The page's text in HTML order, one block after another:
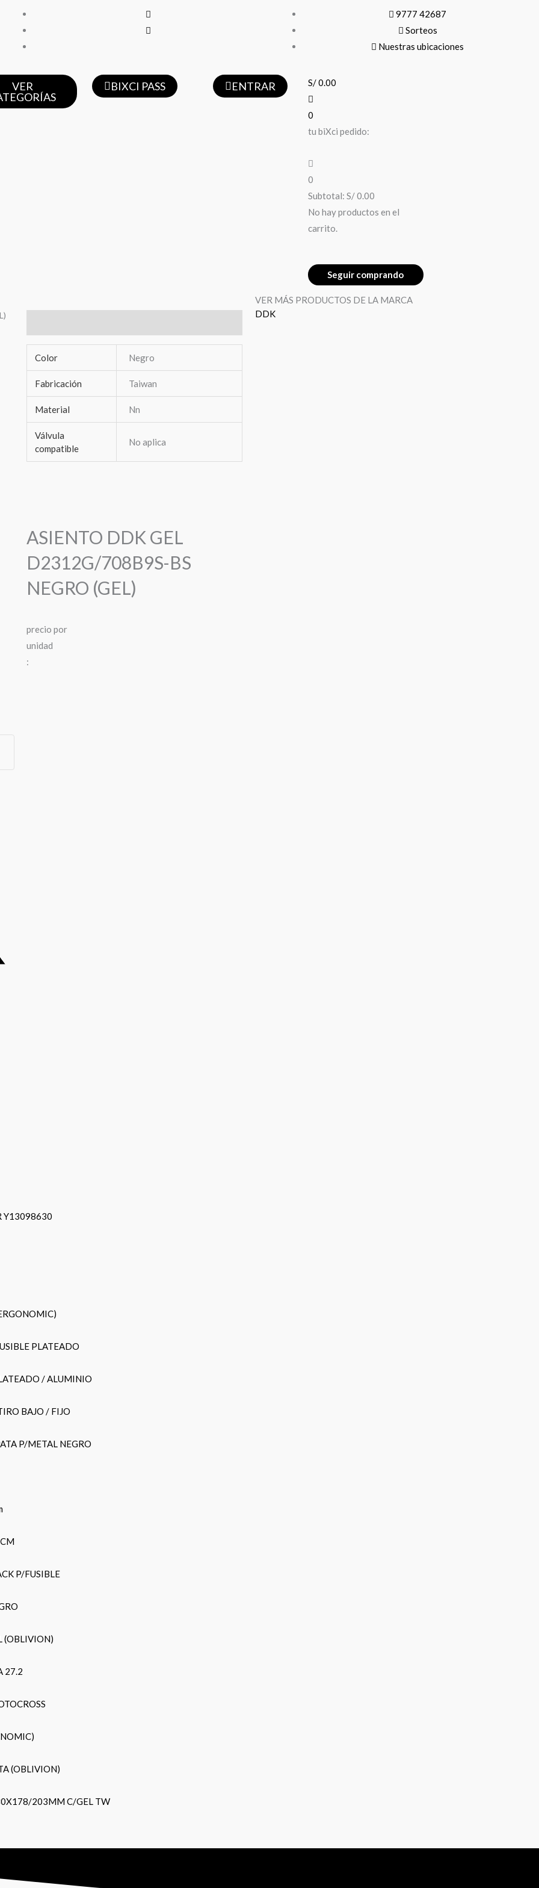
9777 42687
Sorteos
Nuestras ubicaciones
VER
BIXCI PASS ENTRAR S/0.00
0
tu biXci pedido:
0
Subtotal: S/0.00
No hay productos en el
carrito.
Seguir comprando
Color Negro
Fabricación Taiwan
Material Nn
Válvula
compatible
No aplica
ASIENTO DDK GEL
D2312G/708B9S-BS
NEGRO (GEL)
precio por
unidad
:
VER MÁS PRODUCTOS DE LA MARCA
DDK
Y13098630
PLATEADO
/ ALUMINIO
BAJO / FIJO
P/METAL NEGRO
P/FUSIBLE
(OBLIVION)
27.2
(OBLIVION)
203MM C/GEL TW